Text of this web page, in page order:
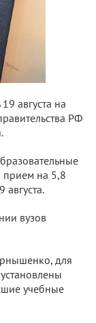
августа на
РФ
прием на 5,8
вузов
для
учебные